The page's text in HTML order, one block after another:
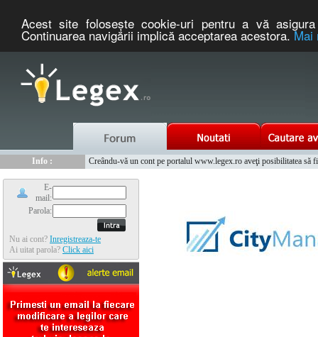
Acest site foloseşte cookie-uri pentru a vă
Continuarea navigării implică acceptarea acestora.Mai
Info :
Creându-vă un cont pe portalul www.legex.ro aveţi posibilitatea să
E-
mail:
Parola:
Nu ai cont? Inregistreaza-te
Ai uitat parola? Click aici